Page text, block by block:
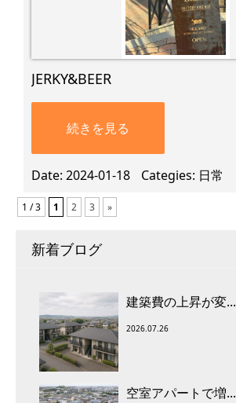
JERKY&BEER
続きを見る
Date 2024-01-18 Categies 日常
1 / 3 1 2 3 »
新着ブログ
建築費の上昇が変...
2026.07.26
空室アパートで増...